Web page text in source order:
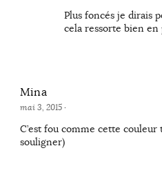
Plus foncés je dirais
cela ressorte bien en
Mina
mai 3, 2015·
C’est fou comme cette
souligner)